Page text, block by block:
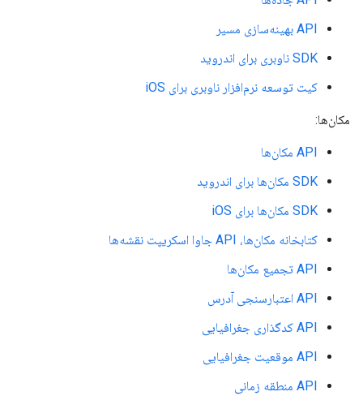
API بهینه‌سازی مسیر
SDK ناوبری برای اندروید
کیت توسعه نرم‌افزار ناوبری برای iOS
مکان‌ها:
API مکان‌ها
SDK مکان‌ها برای اندروید
SDK مکان‌ها برای iOS
کتابخانه مکان‌ها، API جاوا اسکریپت نقشه‌ها
API تجمیع مکان‌ها
API اعتبارسنجی آدرس
API کدگذاری جغرافیایی
API موقعیت جغرافیایی
API منطقه زمانی